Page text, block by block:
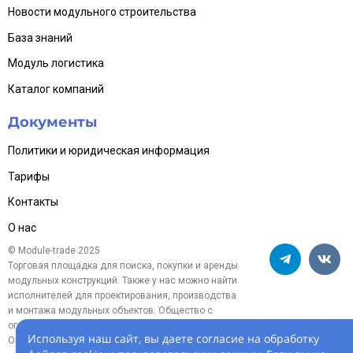
Используя наш сайт, вы даете согласие на обработку
Новости модульного строительства
База знаний
Модуль логистика
Каталог компаний
Документы
Политики и юридическая информация
Тарифы
Контакты
О нас
© Module-trade 2025
Торговая площадка для поиска, покупки и аренды
модульных конструкций. Также у нас можно найти
исполнителей для проектирования, производства
и монтажа модульных объектов. Общество с
ограниченной ответственностью «Модуль-трейд»,
ОГРН 1254700005119